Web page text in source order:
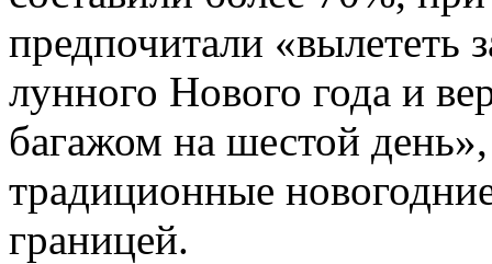
предпочитали «вылететь
лунного Нового года и
багажом на шестой
традиционные
границей.